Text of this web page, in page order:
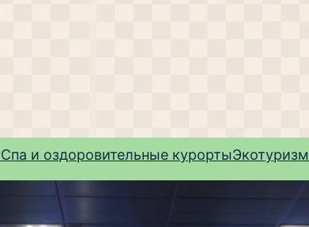
Спа и оздоровительные курортыЭкотуризм